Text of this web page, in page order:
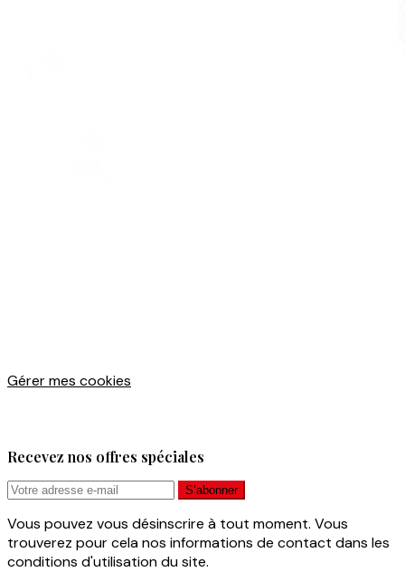
Gérer mes cookies
Recevez nos offres spéciales
Vous pouvez vous désinscrire à tout moment. Vous
trouverez pour cela nos informations de contact dans les
conditions d'utilisation du site.